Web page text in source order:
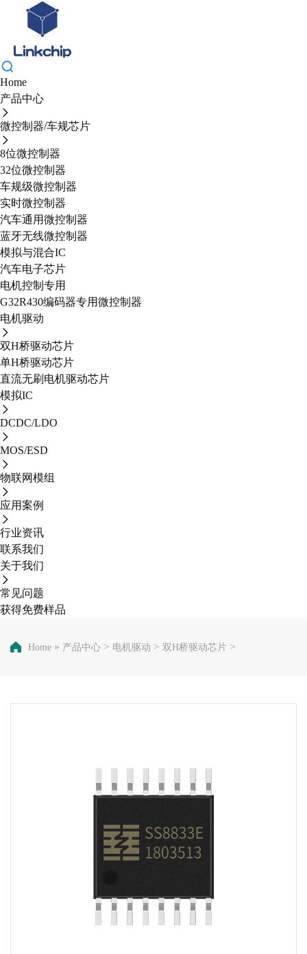
Home
产品中心
微控制器/车规芯片
8位微控制器
32位微控制器
车规级微控制器
实时微控制器
汽车通用微控制器
蓝牙无线微控制器
模拟与混合IC
汽车电子芯片
电机控制专用
G32R430编码器专用微控制器
电机驱动
双H桥驱动芯片
单H桥驱动芯片
直流无刷电机驱动芯片
模拟IC
DCDC/LDO
MOS/ESD
物联网模组
应用案例
行业资讯
联系我们
关于我们
常见问题
获得免费样品
Home » 产品中心 > 电机驱动 > 双H桥驱动芯片 >